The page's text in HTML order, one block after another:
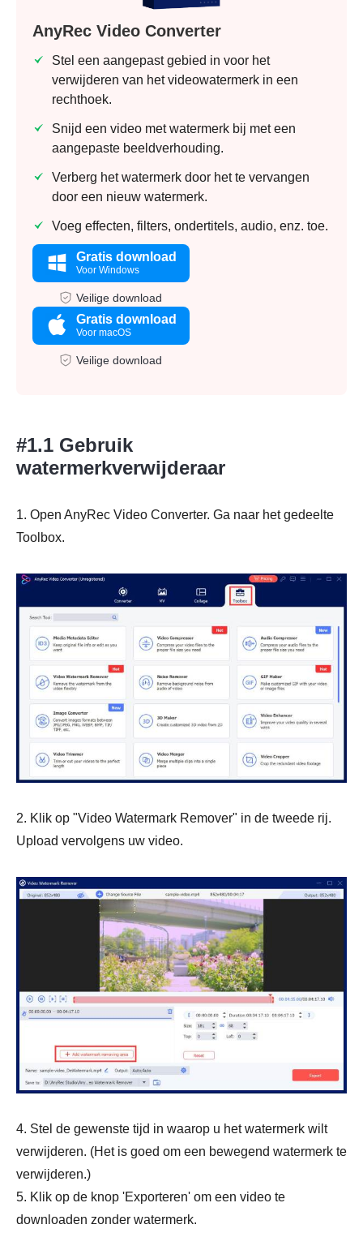
AnyRec Video Converter
Stel een aangepast gebied in voor het
verwijderen van het videowatermerk in een
rechthoek.
Snijd een video met watermerk bij met een
aangepaste beeldverhouding.
Verberg het watermerk door het te vervangen
door een nieuw watermerk.
Voeg effecten, filters, ondertitels, audio, enz. toe.
Gratis download
Voor Windows
Veilige download
Gratis download
Voor macOS
Veilige download
#1.1 Gebruik
watermerkverwijderaar
1. Open AnyRec Video Converter. Ga naar het gedeelte
Toolbox.
2. Klik op "Video Watermark Remover" in de tweede rij.
Upload vervolgens uw video.
4. Stel de gewenste tijd in waarop u het watermerk wilt
verwijderen. (Het is goed om een bewegend watermerk te
verwijderen.)
5. Klik op de knop 'Exporteren' om een video te
downloaden zonder watermerk.